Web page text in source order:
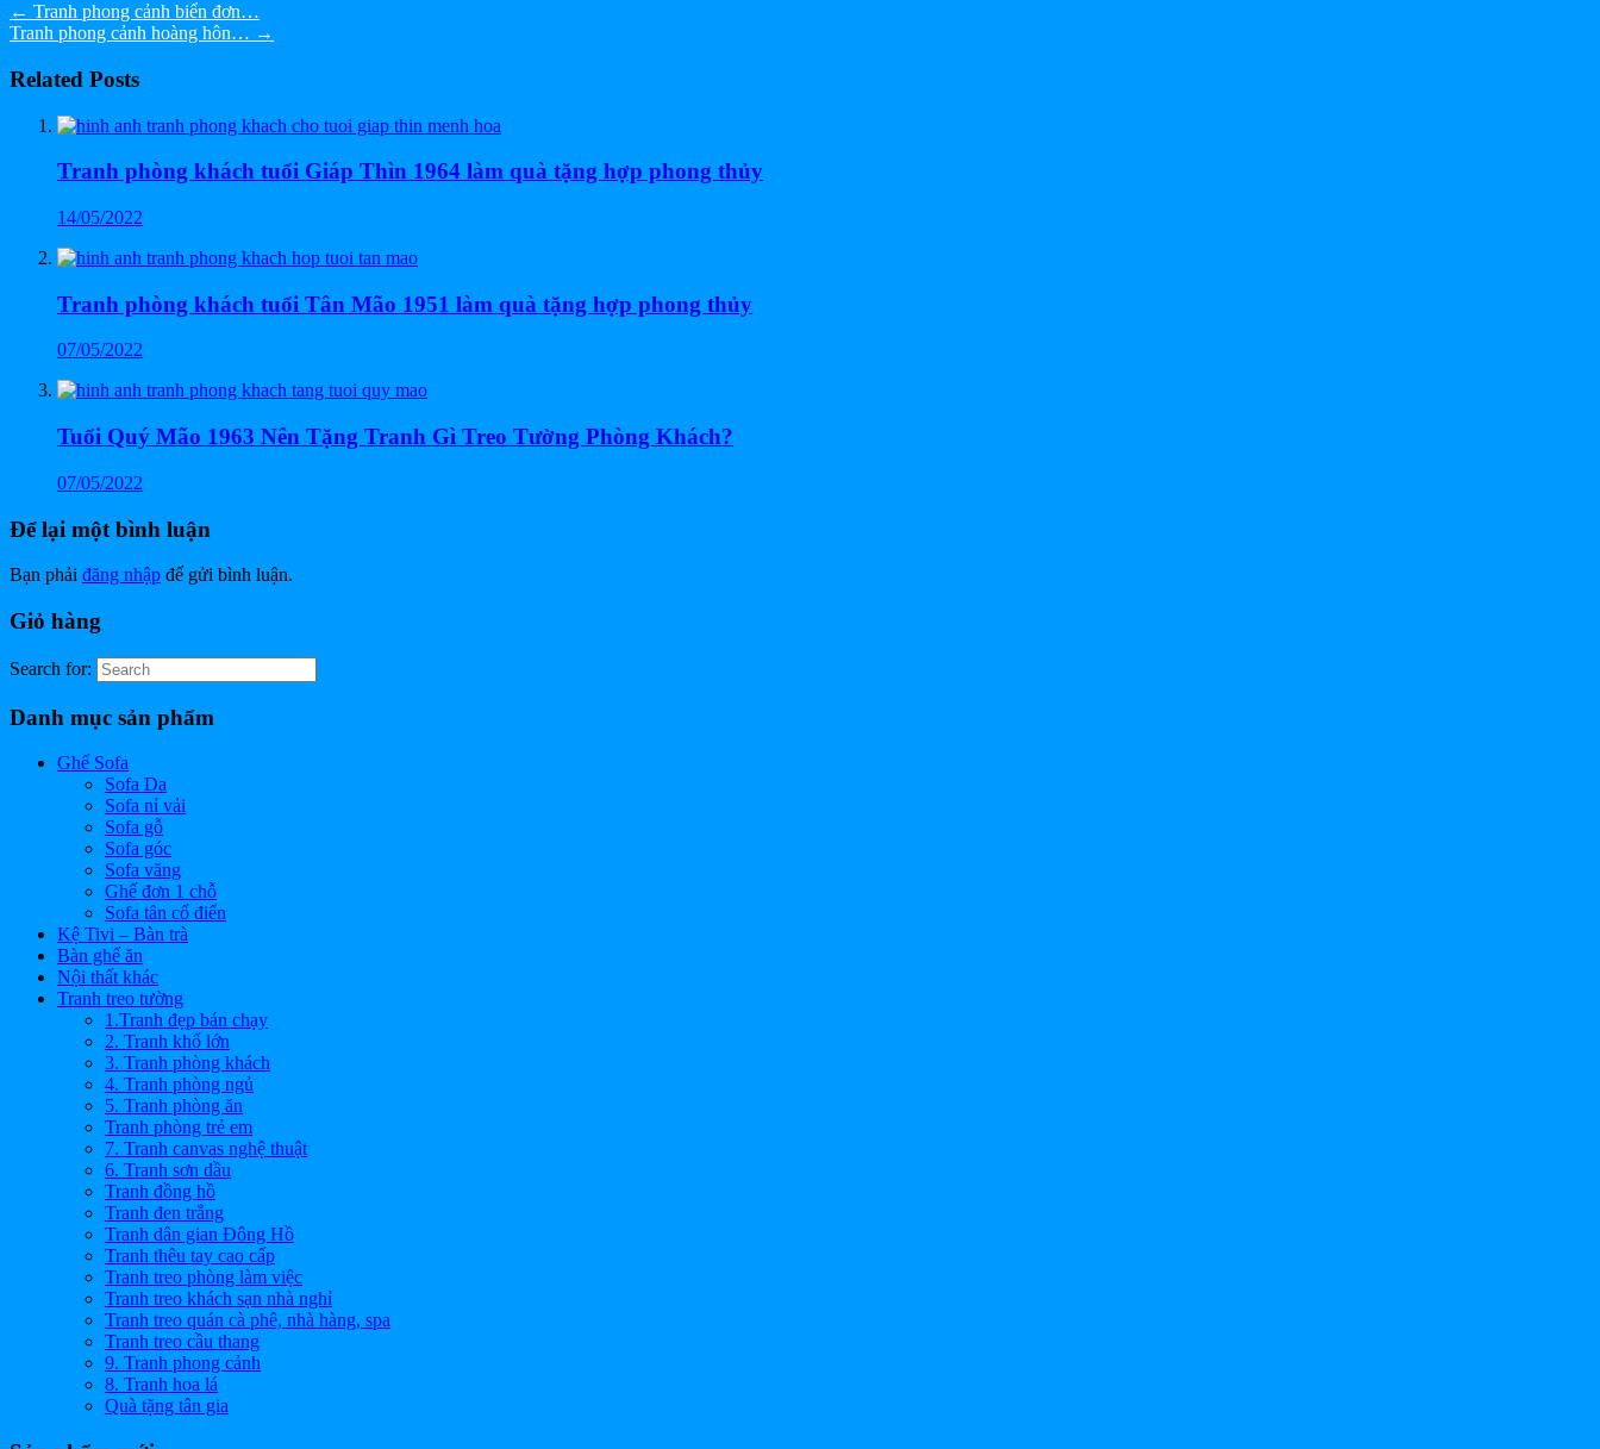
← Tranh phong cảnh biển đơn…
Tranh phong cảnh hoàng hôn… →
Related Posts
Tranh phòng khách tuổi Giáp Thìn 1964 làm quà tặng hợp phong thủy
14/05/2022
Tranh phòng khách tuổi Tân Mão 1951 làm quà tặng hợp phong thủy
07/05/2022
Tuổi Quý Mão 1963 Nên Tặng Tranh Gì Treo Tường Phòng Khách?
07/05/2022
Để lại một bình luận
Bạn phải đăng nhập để gửi bình luận.
Giỏ hàng
Search for:
Danh mục sản phẩm
Ghế Sofa
Sofa Da
Sofa nỉ vải
Sofa gỗ
Sofa góc
Sofa văng
Ghế đơn 1 chỗ
Sofa tân cổ điển
Kệ Tivi – Bàn trà
Bàn ghế ăn
Nội thất khác
Tranh treo tường
1.Tranh đẹp bán chạy
2. Tranh khổ lớn
3. Tranh phòng khách
4. Tranh phòng ngủ
5. Tranh phòng ăn
Tranh phòng trẻ em
7. Tranh canvas nghệ thuật
6. Tranh sơn dầu
Tranh đồng hồ
Tranh đen trắng
Tranh dân gian Đông Hồ
Tranh thêu tay cao cấp
Tranh treo phòng làm việc
Tranh treo khách sạn nhà nghỉ
Tranh treo quán cà phê, nhà hàng, spa
Tranh treo cầu thang
9. Tranh phong cảnh
8. Tranh hoa lá
Quà tặng tân gia